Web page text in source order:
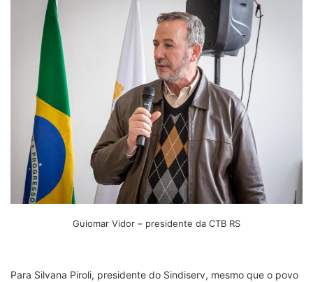
Guiomar Vidor – presidente da CTB RS
Para Silvana Piroli, presidente do Sindiserv, mesmo que o povo